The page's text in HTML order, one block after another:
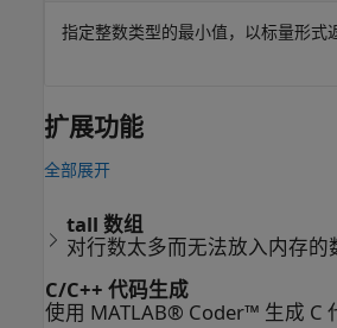
指定整数类型的最小值，以标量形式
扩展功能
全部展开
tall 数组
对行数太多而无法放入内存的
C/C++ 代码生成
使用 MATLAB® Coder™ 生成 C